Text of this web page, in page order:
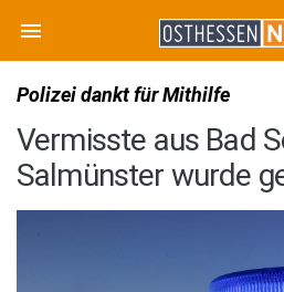
Polizei dankt für Mithilfe
Vermisste aus Bad
Salmünster wurde